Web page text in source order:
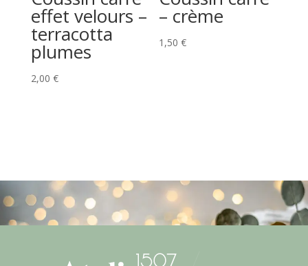
effet velours –
terracotta
plumes
2,00 €
– crème
1,50€